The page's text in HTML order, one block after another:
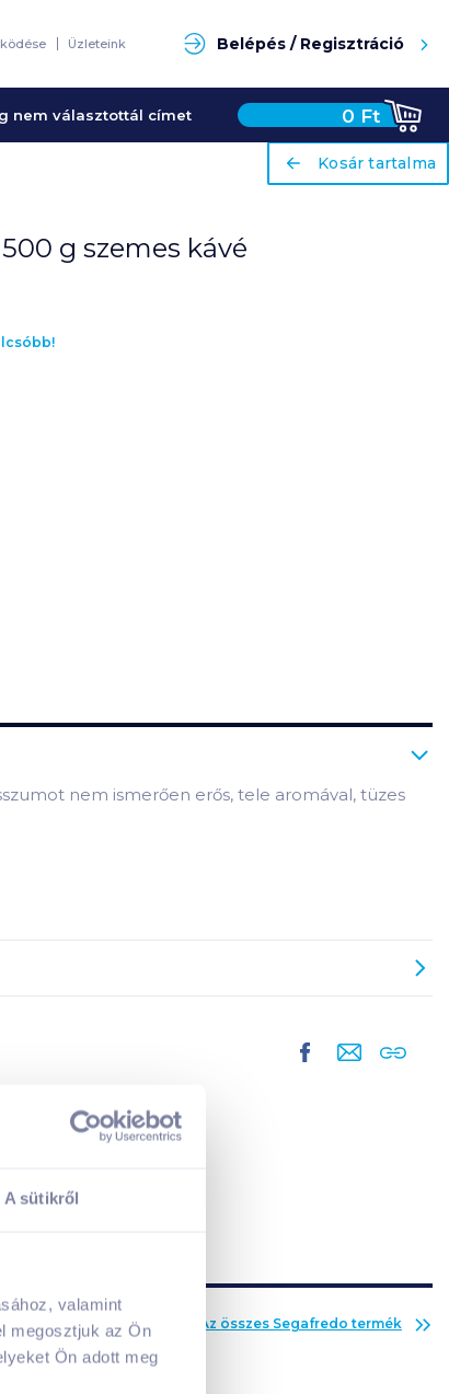
A sütikről
valamint
megosztjuk az Ön
Ön adott meg
Üzleteink Belépés / Regisztráció
nem választottál címet 0 Ft
ariaLabel
Kosár tartalma
A kosarad jelenleg üres.
g szemes kávé
nem ismerően erős, tele aromával, tüzes
Az összes Segafredo termék